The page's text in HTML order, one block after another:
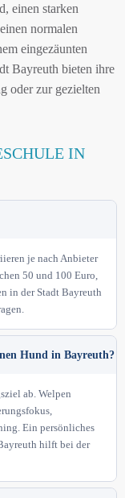
einen starken
normalen
eingezäunten
Bayreuth bieten ihre
oder zur gezielten
IN
je nach Anbieter
50 und 100 Euro,
in der Stadt Bayreuth
Hund in Bayreuth?
ab. Welpen
Ein persönliches
hilft bei der